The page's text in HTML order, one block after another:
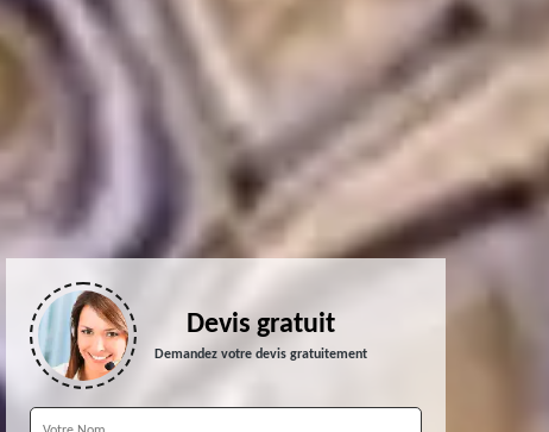
Devis gratuit
Demandez votre devis gratuitement